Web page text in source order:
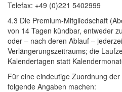
Telefax: +49 (0)221 5402999
4.3 Die Premium-Mitgliedschaft
von 14 Tagen kündbar, entweder
oder – nach deren Ablauf –
Verlängerungszeitraums; die
Kalendertagen statt
Für eine eindeutige Zuordnung
folgende Angaben machen: